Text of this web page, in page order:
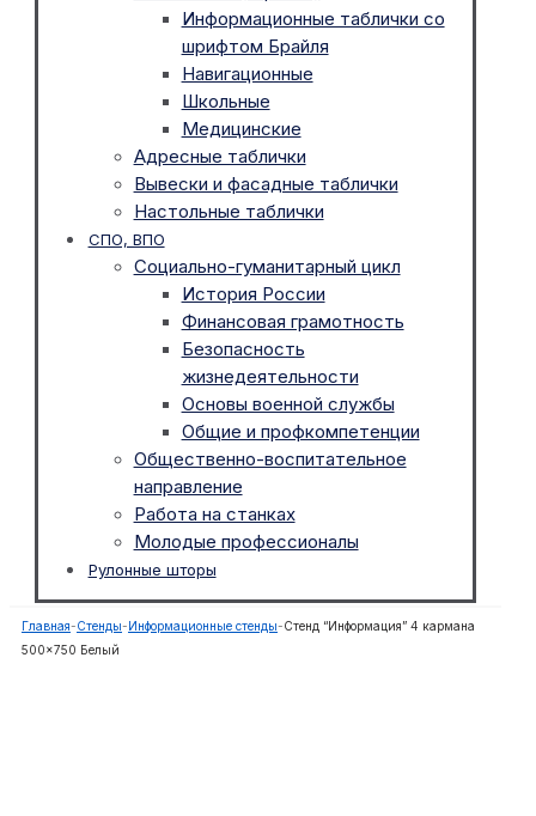
Информационные таблички со
шрифтом Брайля
Навигационные
Школьные
Медицинские
Адресные таблички
Вывески и фасадные таблички
Настольные таблички
СПО, ВПО
Социально-гуманитарный цикл
История России
Финансовая грамотность
Безопасность
жизнедеятельности
Основы военной службы
Общие и профкомпетенции
Общественно-воспитательное
направление
Работа на станках
Молодые профессионалы
Рулонные шторы
Главная-Стенды- Информационные стенды-Стенд “Информация” 4 кармана
500×750 Белый